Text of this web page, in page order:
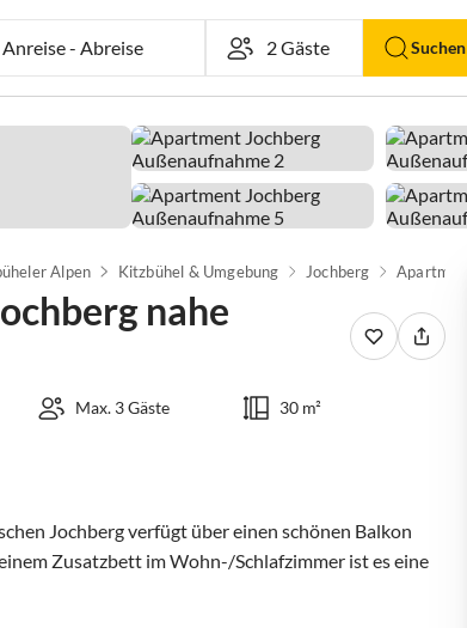
Anreise-Abreise Suchen
Alpen Kitzbühel & Umgebung Jochberg
nahe
Max. 3 Gäste 30 m²
Jochberg verfügt über einen schönen Balkon
Zusatzbett im Wohn-/Schlafzimmer ist es eine